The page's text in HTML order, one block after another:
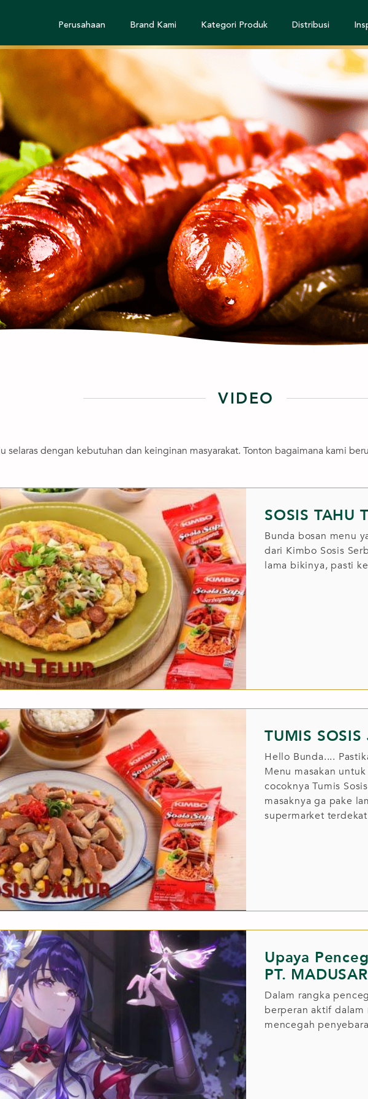
Perusahaan Brand Kami Kategori Produk Distribusi
VIDEO
selaras dengan kebutuhan dan keinginan masyarakat. Tonton bagaimana kami
SOSIS TAHU
Bunda bosan menu
dari Kimbo Sosis
lama bikinya, pasti
TUMIS SOSIS
Hello Bunda....
Menu masakan
cocoknya Tumis
masaknya ga pake
supermarket
Upaya
PT.
Dalam rangka
berperan aktif dalam
mencegah